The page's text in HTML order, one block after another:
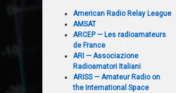
American Radio Relay League
AMSAT
ARCEP — Les radioamateurs
de France
ARI — Associazione
Radioamatori Italiani
ARISS — Amateur Radio on
the International Space